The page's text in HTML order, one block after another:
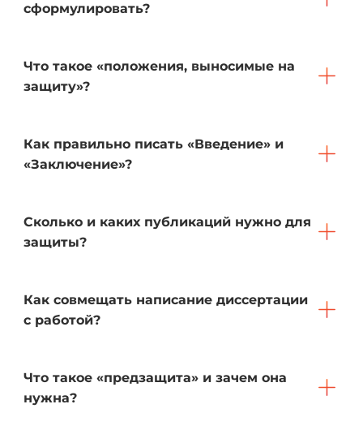
сформулировать?
Что такое «положения, выносимые на
защиту»?
Как правильно писать «Введение» и
«Заключение»?
Сколько и каких публикаций нужно для
защиты?
Как совмещать написание диссертации
с работой?
Что такое «предзащита» и зачем она
нужна?